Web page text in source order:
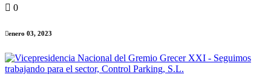
0
enero 03, 2023